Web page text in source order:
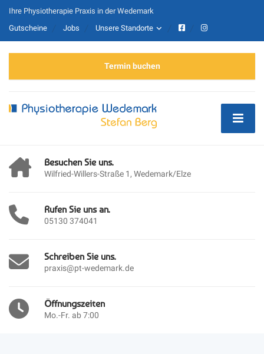
Ihre Physiotherapie Praxis in der Wedemark
Gutscheine
Jobs Unsere Standorte
Termin buchen
Besuchen Sie uns.
Wilfried-Willers-Straße 1, Wedemark/Elze
Rufen Sie uns an.
05130 374041
Schreiben Sie uns.
praxis@pt-wedemark.de
Öffnungszeiten
Mo.-Fr. ab 7:00